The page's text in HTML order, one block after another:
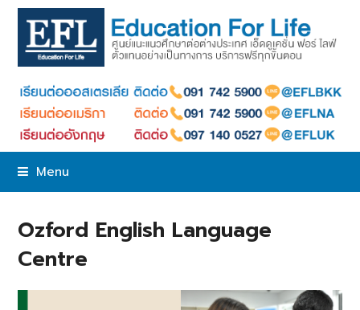
Menu
Ozford English Language
Centre